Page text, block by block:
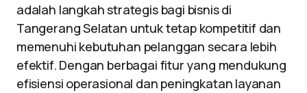
adalah langkah strategis bagi bisnis di
Tangerang Selatan untuk tetap kompetitif dan
memenuhi kebutuhan pelanggan secara lebih
efektif. Dengan berbagai fitur yang mendukung
efisiensi operasional dan peningkatan layanan